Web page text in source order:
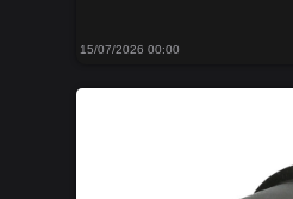
15/07/2026 00:00